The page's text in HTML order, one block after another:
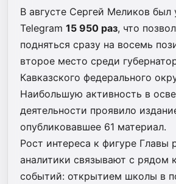
В августе Сергей Меликов был
Telegram 15 950 раз, что
подняться сразу на восемь
второе место среди
Кавказского федерального
Наибольшую активность в
деятельности проявило
опубликовавшее 61 материал.
Рост интереса к фигуре Главы
аналитики связывают с рядом
событий: открытием школы в